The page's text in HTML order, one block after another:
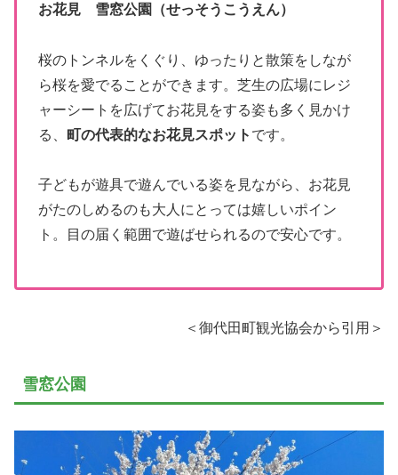
お花見 雪窓公園（せっそうこうえん）
桜のトンネルをくぐり、ゆったりと散策をしなが
ら桜を愛でることができます。芝生の広場にレジ
ャーシートを広げてお花見をする姿も多く見かけ
る、 町の代表的なお花見スポット です。
子どもが遊具で遊んでいる姿を見ながら、お花見
がたのしめるのも大人にとっては嬉しいポイン
ト。目の届く範囲で遊ばせられるので安心です。
＜御代田町観光協会から引用＞
雪窓公園